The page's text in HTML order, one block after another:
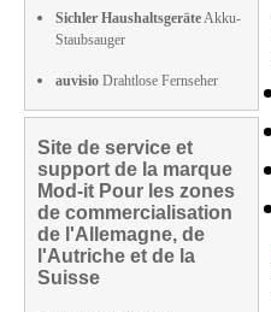
Sichler HaushaltsgeräteAkku-
Staubsauger
auvisio Drahtlose Fernseher
Site de service et
support de la marque
Mod-it Pour les zones
de commercialisation
de l'Allemagne, de
l'Autriche et de la
Suisse